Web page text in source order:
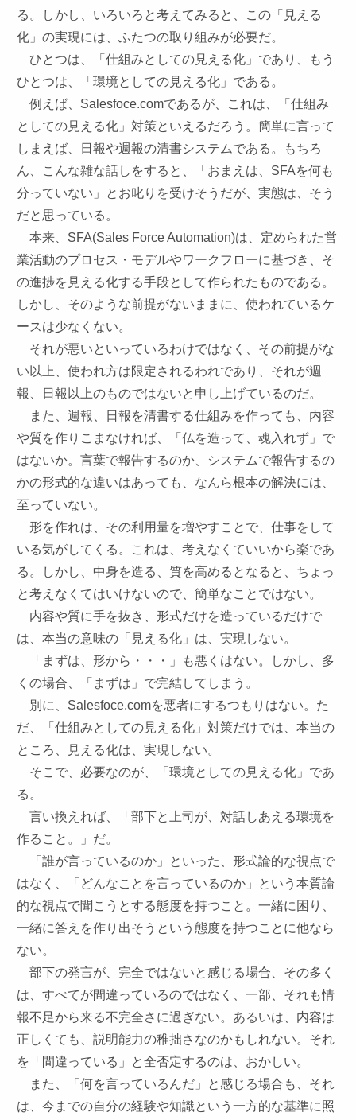
る。しかし、いろいろと考えてみると、この「見える
化」の実現には、ふたつの取り組みが必要だ。
ひとつは、「仕組みとしての見える化」であり、もう
ひとつは、「環境としての見える化」である。
例えば、Salesfoce.comであるが、これは、「仕組み
としての見える化」対策といえるだろう。簡単に言って
しまえば、日報や週報の清書システムである。もちろ
ん、こんな雑な話しをすると、「おまえは、SFAを何も
分っていない」とお叱りを受けそうだが、実態は、そう
だと思っている。
本来、SFA(Sales Force Automation)は、定められた営
業活動のプロセス・モデルやワークフローに基づき、そ
の進捗を見える化する手段として作られたものである。
しかし、そのような前提がないままに、使われているケ
ースは少なくない。
それが悪いといっているわけではなく、その前提がな
い以上、使われ方は限定されるわれであり、それが週
報、日報以上のものではないと申し上げているのだ。
また、週報、日報を清書する仕組みを作っても、内容
や質を作りこまなければ、「仏を造って、魂入れず」で
はないか。言葉で報告するのか、システムで報告するの
かの形式的な違いはあっても、なんら根本の解決には、
至っていない。
形を作れは、その利用量を増やすことで、仕事をして
いる気がしてくる。これは、考えなくていいから楽であ
る。しかし、中身を造る、質を高めるとなると、ちょっ
と考えなくてはいけないので、簡単なことではない。
内容や質に手を抜き、形式だけを造っているだけで
は、本当の意味の「見える化」は、実現しない。
「まずは、形から・・・」も悪くはない。しかし、多
くの場合、「まずは」で完結してしまう。
別に、Salesfoce.comを悪者にするつもりはない。た
だ、「仕組みとしての見える化」対策だけでは、本当の
ところ、見える化は、実現しない。
そこで、必要なのが、「環境としての見える化」であ
る。
言い換えれば、「部下と上司が、対話しあえる環境を
作ること。」だ。
「誰が言っているのか」といった、形式論的な視点で
はなく、「どんなことを言っているのか」という本質論
的な視点で聞こうとする態度を持つこと。一緒に困り、
一緒に答えを作り出そうという態度を持つことに他なら
ない。
部下の発言が、完全ではないと感じる場合、その多く
は、すべてが間違っているのではなく、一部、それも情
報不足から来る不完全さに過ぎない。あるいは、内容は
正しくても、説明能力の稚拙さなのかもしれない。それ
を「間違っている」と全否定するのは、おかしい。
また、「何を言っているんだ」と感じる場合も、それ
は、今までの自分の経験や知識という一方的な基準に照